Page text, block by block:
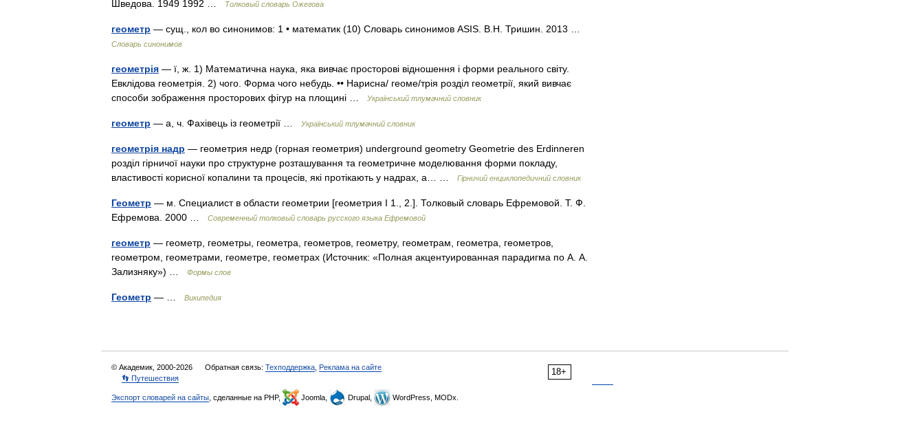
Шведова. 1949 1992 …
Толковый словарь Ожегова
геометр — сущ., кол во синонимов: 1 • математик (10) Словарь синонимов ASIS. В.Н. Тришин. 2013 …
Словарь синонимов
геометрія — ї, ж. 1) Математична наука, яка вивчає просторові відношення і форми реального світу.
Евклідова геометрія. 2) чого. Форма чого небудь. •• Нарисна/ геоме/трія розділ геометрії, який вивчає
способи зображення просторових фігур на площині …
Український тлумачний словник
геометр — а, ч. Фахівець із геометрії … Український тлумачний словник
геометрія надр — геометрия недр (горная геометрия) underground geometry Geometrie des Erdinneren
розділ гірничої науки про структурне розташування та геометричне моделювання форми покладу,
властивості корисної копалини та процесів, які протікають у надрах, а… …
Гірничий енциклопедичний словник
Геометр — м. Специалист в области геометрии [геометрия I 1., 2.]. Толковый словарь Ефремовой. Т. Ф.
Ефремова. 2000 …
Современный толковый словарь русского языка Ефремовой
геометр — геометр, геометры, геометра, геометров, геометру, геометрам, геометра, геометров,
геометром, геометрами, геометре, геометрах (Источник: «Полная акцентуированная парадигма по А. А.
Зализняку») …
Формы слов
Геометр — … Википедия
18+
© Академик, 2000-2026 Обратная связь: Техподдержка Реклама на сайте
👣 Путешествия
Экспорт словарей на сайты , сделанные на PHP, Joomla, Drupal, WordPress, MODx.